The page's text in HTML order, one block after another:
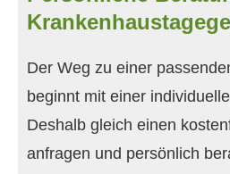
Der Weg zu einer
beginnt mit einer
Deshalb gleich einen
anfragen und persönlich